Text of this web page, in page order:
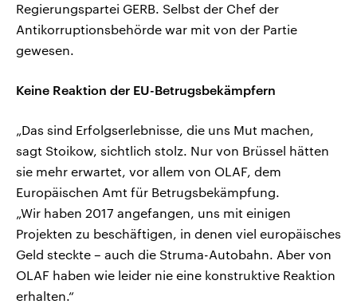
Regierungspartei GERB. Selbst der Chef der
Antikorruptionsbehörde war mit von der Partie
gewesen.
Keine Reaktion der EU-Betrugsbekämpfern
„Das sind Erfolgserlebnisse, die uns Mut machen,
sagt Stoikow, sichtlich stolz. Nur von Brüssel hätten
sie mehr erwartet, vor allem von OLAF, dem
Europäischen Amt für Betrugsbekämpfung.
„Wir haben 2017 angefangen, uns mit einigen
Projekten zu beschäftigen, in denen viel europäisches
Geld steckte – auch die Struma-Autobahn. Aber von
OLAF haben wie leider nie eine konstruktive Reaktion
erhalten.“